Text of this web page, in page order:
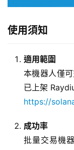
使用須知
適用範圍
本機器人僅
已上架
https://
成功率
批量交易機